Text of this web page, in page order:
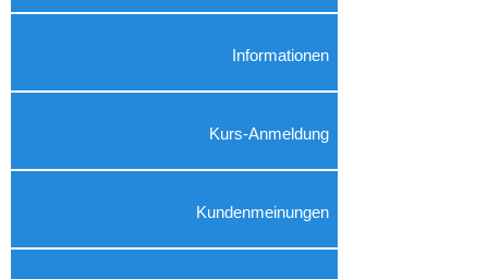
Informationen
Kurs-Anmeldung
Kundenmeinungen